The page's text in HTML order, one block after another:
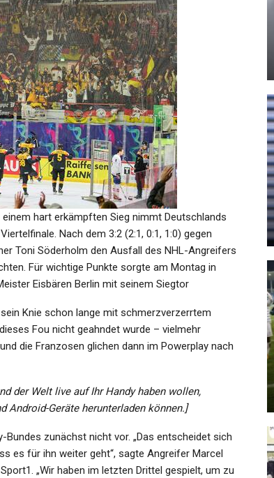
hart erkämpften Sieg nimmt Deutschlands
Nach dem 3:2 (2:1, 0:1, 1:0) gegen
Toni Söderholm den Ausfall des NHL-Angreifers
Für wichtige Punkte sorgte am Montag in
Eisbären Berlin mit seinem Siegtor
Knie schon lange mit schmerzverzerrtem
Fou nicht geahndet wurde – vielmehr
die Franzosen glichen dann im Powerplay nach
der Welt live auf Ihr Handy haben wollen,
Android-Geräte herunterladen können.]
Bundes zunächst nicht vor. „Das entscheidet sich
es für ihn weiter geht“, sagte Angreifer Marcel
„Wir haben im letzten Drittel gespielt, um zu
Jacques Schusters Buch „Im
Raschelnden Laub Der…
Admin Jun 14, 2025
KULTUR
61 Jahre Theatertreffen: Ist Das
Festival Noch Zeitgemäß?
Tag Der Deutschen Einheit Am
Admin Oct 3, 2022